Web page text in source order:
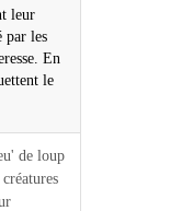
leur
par les
En
le
de loup